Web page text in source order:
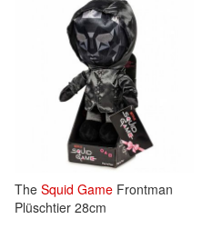
The Squid Game Frontman
Plüschtier 28cm